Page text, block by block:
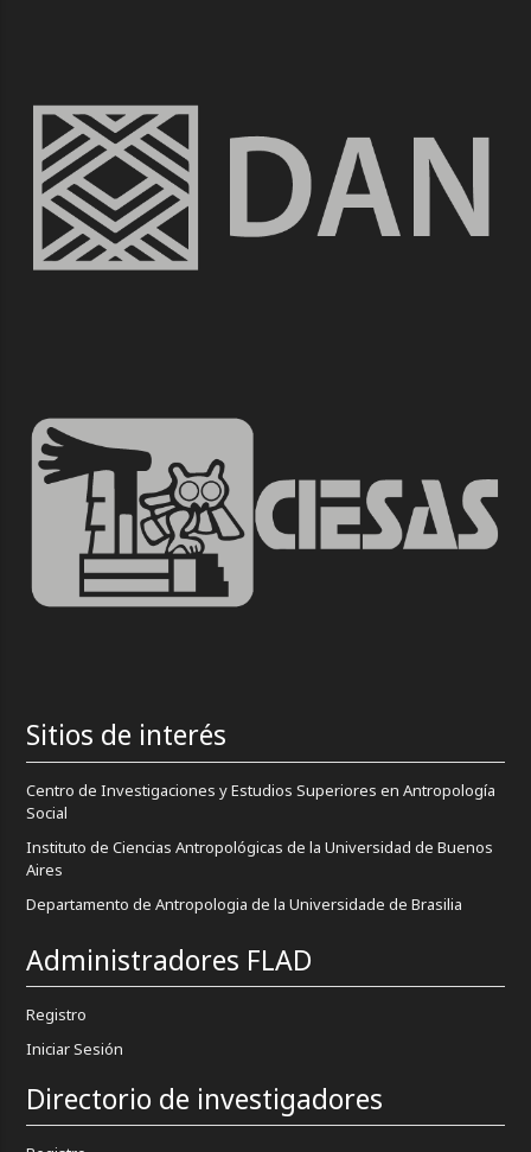
Sitios de interés
Centro de Investigaciones y Estudios Superiores en Antropología
Social
Instituto de Ciencias Antropológicas de la Universidad de Buenos
Aires
Departamento de Antropologia de la Universidade de Brasilia
Administradores FLAD
Registro
Iniciar Sesión
Directorio de investigadores